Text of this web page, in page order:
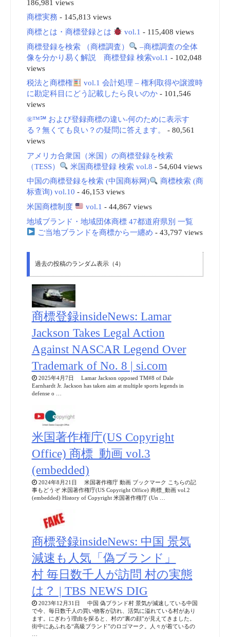
186,981 views
商標実務 - 145,813 views
商標とは・商標登録とは
vol.1 - 115,408 views
商標登録を検索 （商標調査）
–商標調査の全体
像を分かり易く解説 商標登録 検索vol.1 - 102,048
views
税法と商標権
vol.1 会計処理 – 権利取得や譲渡時
に勘定科目にどう記載したら良いのか- 101,546
views
®™℠ および登録商標の違い-何のために表示す
る？無くても良い？の疑問に答えます。
- 80,561
views
アメリカ合衆国（米国）の商標登録を検索
（TESS）
米国商標登録 検索 vol.8 - 54,604 views
中国の商標登録を検索 (中国商标网)
商標検索 (商
标查询) vol.10 - 46,153 views
米国商標制度
vol.1 - 44,867 views
地域ブランド・地域団体商標 47都道府県別 一覧
ご当地ブランドを商標から一纏め - 43,797 views
過去の投稿のランダム表示（4）
商標登録insideNews: Lamar
Jackson Takes Legal Action
Against NASCAR Legend Over
Trademark of No. 8 | si.com
2025年4月7日 Lamar Jackson opposed TM#8 of Dale
Earnhardt Jr. Jackson has taken aim at multiple sports legends in
defense o …
米国著作権庁(US Copyright
Office) 商標_動画 vol.3
(embedded)
2024年8月21日 米国著作権庁 動画 ブックマーク こちらの記
事もどうぞ 米国著作権庁(US Copyright Office) 商標_動画 vol.2
(embedded) History of Copyright 米国著作権庁 (Un …
商標登録insideNews: 中国 景気
減速も人気「偽ブランド」
村 毎日数千人が訪問 村の実態
は？ | TBS NEWS DIG
2023年12月31日 中国 偽ブランド村 景気が減速している中国
で今、毎日数千人の買い物客が訪れ、活気に溢れている村があり
ます。にぎわう理由を探ると、村の“裏の顔”が見えてきました。
街中にあふれる“高級ブランド”のロゴマーク。人々が着ているの